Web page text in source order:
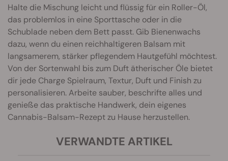
Halte die Mischung leicht und flüssig für ein Roller-Öl,
das problemlos in eine Sporttasche oder in die
Schublade neben dem Bett passt. Gib Bienenwachs
dazu, wenn du einen reichhaltigeren Balsam mit
langsamerem, stärker pflegendem Hautgefühl möchtest.
Von der Sortenwahl bis zum Duft ätherischer Öle bietet
dir jede Charge Spielraum, Textur, Duft und Finish zu
personalisieren. Arbeite sauber, beschrifte alles und
genieße das praktische Handwerk, dein eigenes
Cannabis-Balsam-Rezept zu Hause herzustellen.
VERWANDTE ARTIKEL